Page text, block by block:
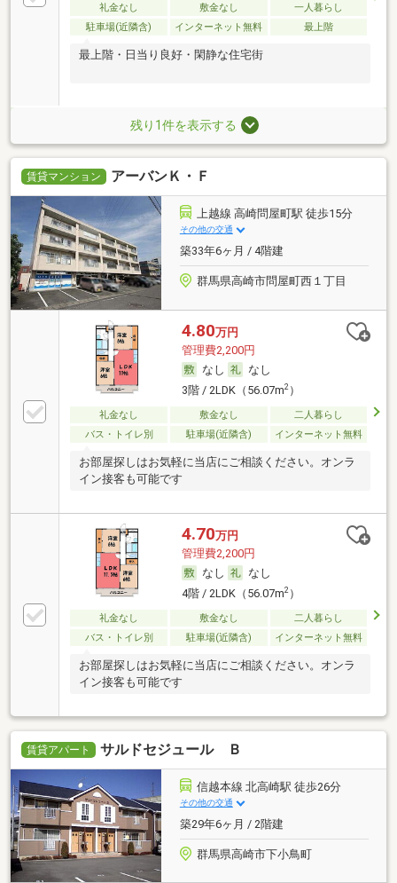
礼金なし 敷金なし
一人暮らし
駐車場(近隣含)
インターネット無料 最上階
最上階・日当り良好・閑静な住宅街
残り1件を表示する
賃貸マンション アーバンＫ・Ｆ
上越線 高崎問屋町駅 徒歩15分
その他の交通
築33年6ヶ月 / 4階建
群馬県高崎市問屋町西１丁目
4.80万円
管理費2,200円
なし
なし
3階 / 2LDK（56.07m2）
礼金なし 敷金なし
二人暮らし
バス・トイレ別
駐車場(近隣含) インターネット無料
お部屋探しはお気軽に当店にご相談ください。オンラ
イン接客も可能です
4.70万円
管理費2,200円
なし
なし
4階 / 2LDK（56.07m2）
礼金なし 敷金なし
二人暮らし
バス・トイレ別
駐車場(近隣含) インターネット無料
お部屋探しはお気軽に当店にご相談ください。オンラ
イン接客も可能です
賃貸アパート サルドセジュール Ｂ
信越本線 北高崎駅 徒歩26分
その他の交通
築29年6ヶ月 / 2階建
群馬県高崎市下小鳥町